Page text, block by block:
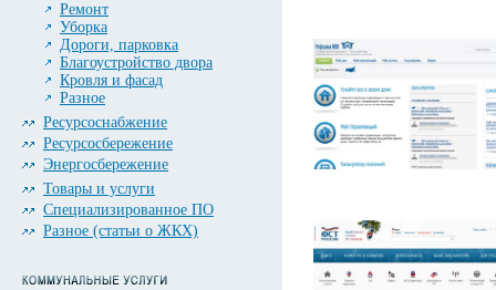
Ремонт
Уборка
Дороги, парковка
Благоустройство двора
Кровля и фасад
Разное
Ресурсоснабжение
Ресурсосбережение
Энергосбережение
Товары и услуги
Специализированное ПО
Разное (статьи о ЖКХ)